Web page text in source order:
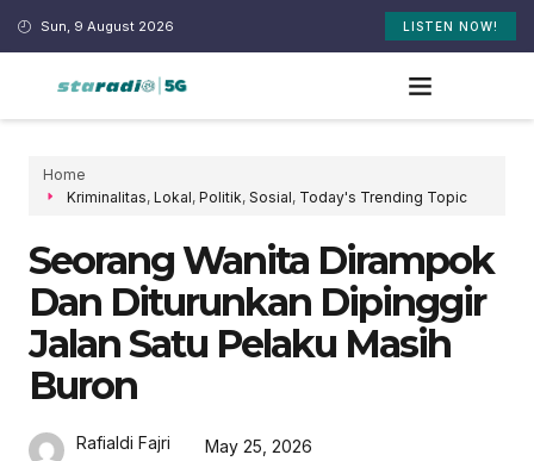
Sun, 9 August 2026 LISTEN NOW!
Home
Kriminalitas, Lokal, Politik, Sosial, Today's Trending Topic
Seorang Wanita Dirampok
Dan Diturunkan Dipinggir
Jalan Satu Pelaku Masih
Buron
Rafialdi Fajri May 25, 2026